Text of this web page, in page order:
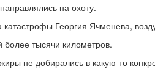
на охоту.
Георгия Ячменева,
тысячи километров.
не добирались в какую-то